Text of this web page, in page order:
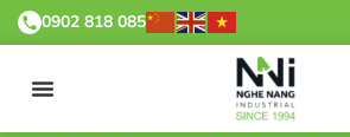
0902 818 085